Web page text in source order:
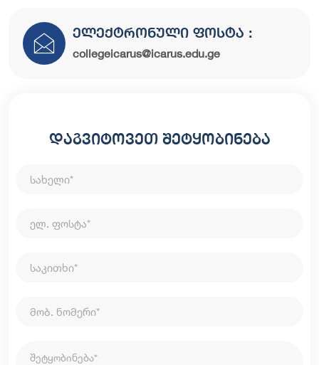
ელექტრონული ფოსტა :
collegeicarus@icarus.edu.ge
დაგვიტოვეთ შეტყობინება